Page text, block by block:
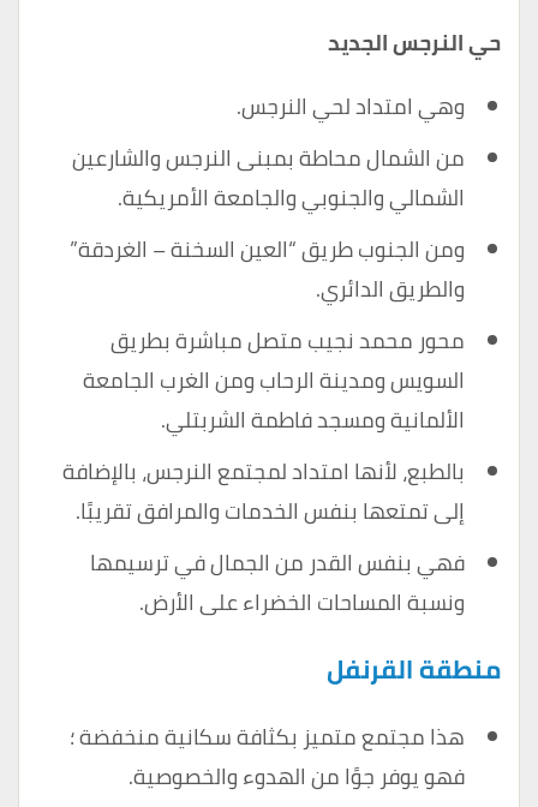
حي النرجس الجديد
وهي امتداد لحي النرجس.
من الشمال محاطة بمبنى النرجس والشارعين
الشمالي والجنوبي والجامعة الأمريكية.
ومن الجنوب طريق “العين السخنة – الغردقة”
والطريق الدائري.
محور محمد نجيب متصل مباشرة بطريق
السويس ومدينة الرحاب ومن الغرب الجامعة
الألمانية ومسجد فاطمة الشربتلي.
بالطبع، لأنها امتداد لمجتمع النرجس، بالإضافة
إلى تمتعها بنفس الخدمات والمرافق تقريبًا.
فهي بنفس القدر من الجمال في ترسيمها
ونسبة المساحات الخضراء على الأرض.
منطقة القرنفل
هذا مجتمع متميز بكثافة سكانية منخفضة ؛
فهو يوفر جوًا من الهدوء والخصوصية.